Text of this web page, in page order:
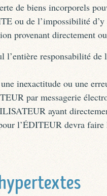
de biens incorporels
ou de l’impossibilité
provenant directement
l’entière responsabilité
inexactitude ou une
par messagerie
ayant
l’ÉDITEUR devra